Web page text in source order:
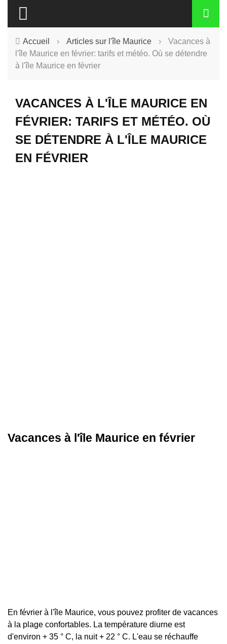
Accueil › Articles sur l'île Maurice ›
Vacances à
l'île Maurice en février: tarifs et météo. Où se détendre
à l'île Maurice en février
VACANCES À L'ÎLE MAURICE EN
FÉVRIER: TARIFS ET MÉTÉO. OÙ
SE DÉTENDRE À L'ÎLE MAURICE
EN FÉVRIER
Vacances à l'île Maurice en février
En février à l'île Maurice, vous pouvez profiter de vacances
à la plage confortables. La température diurne est
d'environ + 35 ° C, la nuit + 22 ° C. L'eau se réchauffe